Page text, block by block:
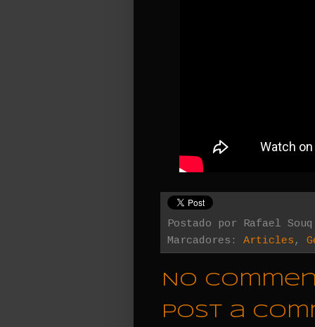
Postado por Rafael Souq
Marcadores: Articles,
No
Post a